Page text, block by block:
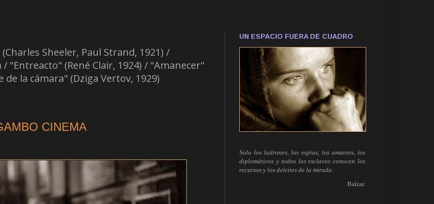
Sheeler, Paul Strand, 1921) /
"Entreacto" (René Clair, 1924) / "Amanecer"
la cámara" (Dziga Vertov, 1929)
CINEMA
UN ESPACIO FUERA DE CUADRO
Solo los ladrones, los espías, los amantes, los
diplomáticos y todos los esclavos conocen los
recursos y los deleites de la mirada.
Balzac